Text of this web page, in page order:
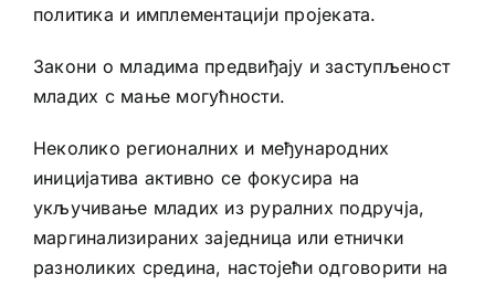
политика и имплементацији пројеката.
Закони о младима предвиђају и заступљеност
младих с мање могућности.
Неколико регионалних и међународних
иницијатива активно се фокусира на
укључивање младих из руралних подручја,
маргинализираних заједница или етнички
разноликих средина, настојећи одговорити на